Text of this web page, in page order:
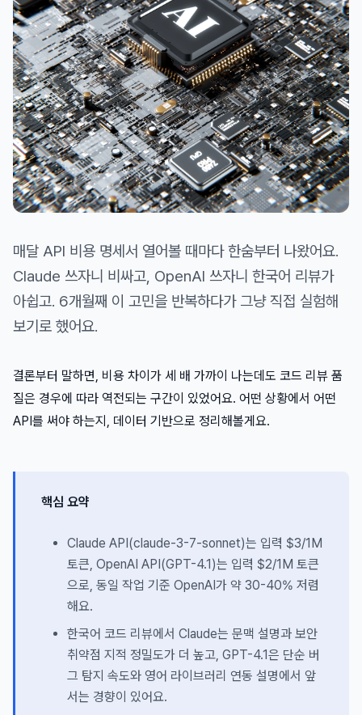
매달 API 비용 명세서 열어볼 때마다 한숨부터 나왔어요.
Claude 쓰자니 비싸고, OpenAI 쓰자니 한국어 리뷰가
아쉽고. 6개월째 이 고민을 반복하다가 그냥 직접 실험해
보기로 했어요.
결론부터 말하면, 비용 차이가 세 배 가까이 나는데도 코드 리뷰 품
질은 경우에 따라 역전되는 구간이 있었어요. 어떤 상황에서 어떤
API를 써야 하는지, 데이터 기반으로 정리해볼게요.
핵심 요약
Claude API(claude-3-7-sonnet)는 입력 $3/1M
토큰, OpenAI API(GPT-4.1)는 입력 $2/1M 토큰
으로, 동일 작업 기준 OpenAI가 약 30-40% 저렴
해요.
한국어 코드 리뷰에서 Claude는 문맥 설명과 보안
취약점 지적 정밀도가 더 높고, GPT-4.1은 단순 버
그 탐지 속도와 영어 라이브러리 연동 설명에서 앞
서는 경향이 있어요.